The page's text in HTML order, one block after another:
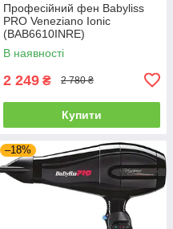
Професійний фен Babyliss
PRO Veneziano Ionic
(BAB6610INRE)
В наявності
2 249 ₴ 2 780 ₴
Купити
–18%